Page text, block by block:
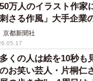
万人のイラスト作
刺さる作風」大手企業
京都新聞社
多くの人は絵を10秒
お笑い芸人・片桐仁